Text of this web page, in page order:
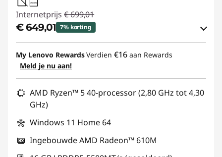
45W-65W
Internetprijs € 699,01
€ 649,01 7% korting
eCoupon-besparingen :-€ 50,00
eCoupon gebruiken :
My Lenovo RewardsVerdien €16 aan Rewards
Meld je nu aan!
AMD Ryzen™ 5 40-processor (2,80 GHz tot 4,30
GHz)
Windows 11 Home 64
Ingebouwde AMD Radeon™ 610M